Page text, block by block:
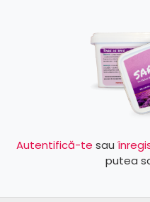
Autentifică-te sau
putea